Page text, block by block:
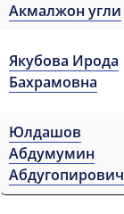
Акмалжон угли
Якубова Ирода
Бахрамовна
Юлдашов
Абдумумин
Абдугопирович